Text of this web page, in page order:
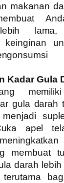
makanan
lama,
keinginan
Kadar Gula
gula darah
apel
membuat
darah lebih